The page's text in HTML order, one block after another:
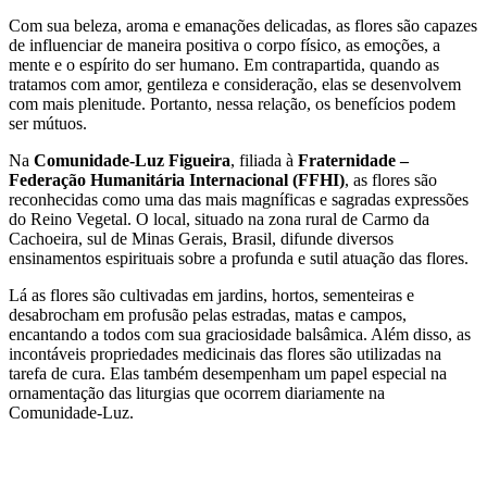
Com sua beleza, aroma e emanações delicadas, as flores são capazes
de influenciar de maneira positiva o corpo físico, as emoções, a
mente e o espírito do ser humano. Em contrapartida, quando as
tratamos com amor, gentileza e consideração, elas se desenvolvem
com mais plenitude. Portanto, nessa relação, os benefícios podem
ser mútuos.
Na Comunidade-Luz Figueira, filiada à Fraternidade –
Federação Humanitária Internacional (FFHI), as flores são
reconhecidas como uma das mais magníficas e sagradas expressões
do Reino Vegetal. O local, situado na zona rural de Carmo da
Cachoeira, sul de Minas Gerais, Brasil, difunde diversos
ensinamentos espirituais sobre a profunda e sutil atuação das flores.
Lá as flores são cultivadas em jardins, hortos, sementeiras e
desabrocham em profusão pelas estradas, matas e campos,
encantando a todos com sua graciosidade balsâmica. Além disso, as
incontáveis propriedades medicinais das flores são utilizadas na
tarefa de cura. Elas também desempenham um papel especial na
ornamentação das liturgias que ocorrem diariamente na
Comunidade-Luz.